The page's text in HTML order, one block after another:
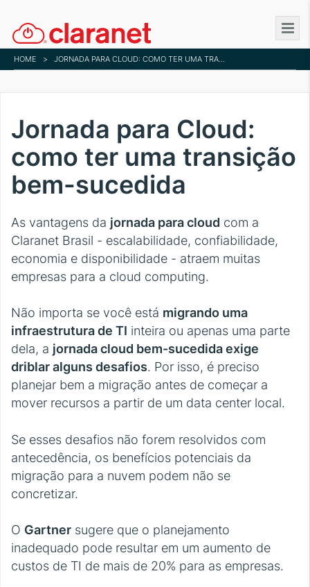
to
main
content
HOME > JORNADA PARA CLOUD: COMO TER UMA TRANSIÇÃO BEM-SUCEDIDA
Jornada para Cloud:
como ter uma transição
bem-sucedida
As vantagens da jornada para cloud com a
Claranet Brasil - escalabilidade, confiabilidade,
economia e disponibilidade - atraem muitas
empresas para a cloud computing.
Não importa se você está migrando uma
infraestrutura de TI inteira ou apenas uma parte
dela, a jornada cloud bem-sucedida exige
driblar alguns desafios. Por isso, é preciso
planejar bem a migração antes de começar a
mover recursos a partir de um data center local.
Se esses desafios não forem resolvidos com
antecedência, os benefícios potenciais da
migração para a nuvem podem não se
concretizar.
O Gartner sugere que o planejamento
inadequado pode resultar em um aumento de
custos de TI de mais de 20% para as empresas.